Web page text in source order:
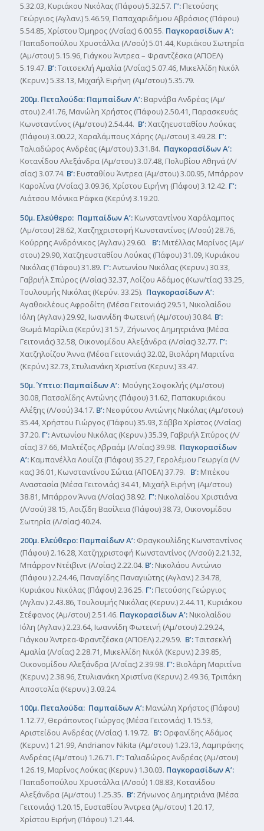
5.32.03, Κυριάκου Νικόλας (Πάφου) 5.32.57. Γ’: Πετούσης
Γεώργιος (Αγλαν.) 5.46.59, Παπαχαριδήμου Αβρόσιος (Πάφου)
5.54.85, Χρίστου Όμηρος (Λ/σίας) 6.00.55. Παγκορασίδων Α’:
Παπαδοπούλου Χρυστάλλα (Λ/σού) 5.01.44, Κυριάκου Σωτηρία
(Αμ/στου) 5.15.96, Γιάγκου Άντρεα – Φραντζέσκα (ΑΠΟΕΛ)
5.19.47. Β’:Τσιτσεκλή Αμαλία (Λ/σίας) 5.07.46, Μικελλίδη Νικόλ
(Κερυν.) 5.33.13, Μιχαήλ Ειρήνη (Αμ/στου) 5.35.79.
200μ. Πεταλούδα: Παμπαίδων Α’: Βαρνάβα Ανδρέας (Αμ/
στου) 2.41.76, Μανώλη Χρήστος (Πάφου) 2.50.41, Παρασκευάς
Κωνσταντίνος (Αμ/στου) 2.54.44. Β’:Χατζηευσταθίου Λούκας
(Πάφου) 3.00.22, Χαραλάμπους Χάρης (Αμ/στου) 3.49.28. Γ’:
Ταλιαδώρος Ανδρέας (Αμ/στου) 3.31.84. Παγκορασίδων Α’:
Κοτανίδου Αλεξάνδρα (Αμ/στου) 3.07.48, Πολυβίου Αθηνά (Λ/
σίας) 3.07.74. Β’: Ευσταθίου Άντρεα (Αμ/στου) 3.00.95, Μπάρρον
Καρολίνα (Λ/σίας) 3.09.36, Χρίστου Ειρήνη (Πάφου) 3.12.42. Γ’:
Λιάτσου Μόνικα Ράφκα (Κερύν) 3.19.20.
50μ. Ελεύθερο: Παμπαίδων Α’: Κωνσταντίνου Χαράλαμπος
(Αμ/στου) 28.62, Χατζηχριστοφή Κωνσταντίνος (Λ/σού) 28.76,
Κούρρης Ανδρόνικος (Αγλαν.) 29.60. Β’: Μιτέλλας Μαρίνος (Αμ/
στου) 29.90, Χατζηευσταθίου Λούκας (Πάφου) 31.09, Κυριάκου
Νικόλας (Πάφου) 31.89. Γ’:Αντωνίου Νικόλας (Κερυν.) 30.33,
Γαβριήλ Σπύρος (Λ/σίας) 32.37, Λοίζου Αδάμος (Κων/τίας) 33.25,
Τουλουμής Νικόλας (Κερύν. 33.25). Παγκορασίδων Α’:
Αγαθοκλέους Αφροδίτη (Μέσα Γειτονιάς) 29.51, Νικολαίδου
Ιόλη (Αγλαν.) 29.92, Ιωαννίδη Φωτεινή (Αμ/στου) 30.84. Β’:
Θωμά Μαρίλια (Κερύν.) 31.57, Ζήνωνος Δημητριάνα (Μέσα
Γειτονιάς) 32.58, Οικονομίδου Αλεξάνδρα (Λ/σίας) 32.77. Γ’:
Χατζηλοίζου Άννα (Μέσα Γειτονιάς) 32.02, Βιολάρη Μαριτίνα
(Κερύν.) 32.73, Στυλιανάκη Χριστίνα (Κερυν.) 33.47.
50μ. Ύπτιο: Παμπαίδων Α’: Μούγης Σοφοκλής (Αμ/στου)
30.08, Πατσαλίδης Αντώνης (Πάφου) 31.62, Παπακυριάκου
Αλέξης (Λ/σού) 34.17. Β’: Νεοφύτου Αντώνης Νικόλας (Αμ/στου)
35.44, Χρήστου Γιώργος (Πάφου) 35.93, Σάββα Χρίστος (Λ/σίας)
37.20. Γ’:Αντωνίου Νικόλας (Κερυν.) 35.39, Γαβριήλ Σπύρος (Λ/
σίας) 37.66, Μαλτέζος Αβραάμ (Λ/σίας) 39.98. Παγκορασίδων
Α’: Καμπανέλλα Λουίζα (Πάφου) 35.27, Γερολέμου Γεωργία (Λ/
κας) 36.01, Κωνσταντίνου Σώτια (ΑΠΟΕΛ) 37.79.
Β’: Μπέκου
Αναστασία (Μέσα Γειτονιάς) 34.41, Μιχαήλ Ειρήνη (Αμ/στου)
38.81, Μπάρρον Άννα (Λ/σίας) 38.92. Γ’: Νικολαίδου Χριστιάνα
(Λ/σού) 38.15, Λοιζίδη Βασίλεια (Πάφου) 38.73, Οικονομίδου
Σωτηρία (Λ/σίας) 40.24.
200μ. Ελεύθερο: Παμπαίδων Α’: Φραγκουλίδης Κωνσταντίνος
(Πάφου) 2.16.28, Χατζηχριστοφή Κωνσταντίνος (Λ/σού) 2.21.32,
Μπάρρον Ντέιβιντ (Λ/σίας) 2.22.04. Β’: Νικολάου Αντώνιο
(Πάφου ) 2.24.46, Παναγίδης Παναγιώτης (Αγλαν.) 2.34.78,
Κυριάκου Νικόλας (Πάφου) 2.36.25. Γ’: Πετούσης Γεώργιος
(Αγλαν.) 2.43.86, Τουλουμής Νικόλας (Κερυν.) 2.44.11, Κυριάκου
Στέφανος (Αμ/στου) 2.51.46. Παγκορασίδων Α’: Νικολαίδου
Ιόλη (Αγλαν.) 2.23.64, Ιωαννίδη Φωτεινή (Αμ/στου) 2.29.24,
Γιάγκου Άντρεα-Φραντζέσκα (ΑΠΟΕΛ) 2.29.59. Β’:Τσιτσεκλή
Αμαλία (Λ/σίας) 2.28.71, Μικελλίδη Νικόλ (Κερυν.) 2.39.85,
Οικονομίδου Αλεξάνδρα (Λ/σίας) 2.39.98. Γ’: Βιολάρη Μαριτίνα
(Κερυν.) 2.38.96, Στυλιανάκη Χριστίνα (Κερυν.) 2.49.36, Τριπάκη
Αποστολία (Κερυν.) 3.03.24.
100μ. Πεταλούδα: Παμπαίδων Α’: Μανώλη Χρήστος (Πάφου)
1.12.77, Θεράποντος Γιώργος (Μέσα Γειτονιάς) 1.15.53,
Αριστείδου Ανδρέας (Λ/σίας) 1.19.72. Β’: Ορφανίδης Αδάμος
(Κερυν.) 1.21.99, Andrianov Nikita (Αμ/στου) 1.23.13, Λαμπράκης
Ανδρέας (Αμ/στου) 1.26.71. Γ’:Ταλιαδώρος Ανδρέας (Αμ/στου)
1.26.19, Μαρίνος Λούκας (Κερυν.) 1.30.03. Παγκορασίδων Α’:
Παπαδοπούλου Χρυστάλλα (Λ/σού) 1.08.83, Κοτανίδου
Αλεξάνδρα (Αμ/στου) 1.25.35. Β’: Ζήνωνος Δημητριάνα (Μέσα
Γειτονιάς) 1.20.15, Ευσταθίου Άντρεα (Αμ/στου) 1.20.17,
Χρίστου Ειρήνη (Πάφου) 1.21.44.